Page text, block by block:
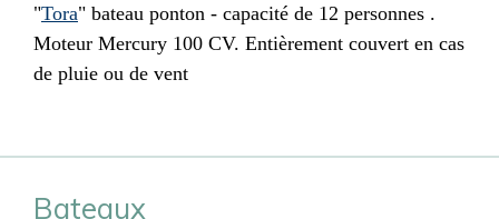
"Tora" bateau ponton - capacité de 12 personnes .
Moteur Mercury 100 CV. Entièrement couvert en cas
de pluie ou de vent
Bateaux